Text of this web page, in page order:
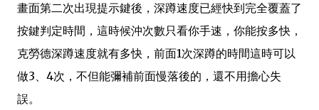
畫面第二次出現提示鍵後，深蹲速度已經快到完全覆蓋了
按鍵判定時間，這時候沖次數只看你手速，你能按多快，
克勞德深蹲速度就有多快，前面1次深蹲的時間這時可以
做3、4次，不但能彌補前面慢落後的，還不用擔心失
誤。